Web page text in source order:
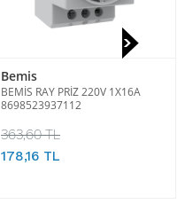
Bemis
BEMİS RAY PRİZ 220V 1X16A
8698523937112
363,60 TL
178,16 TL